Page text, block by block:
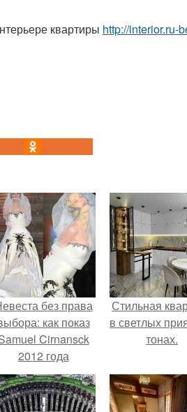
квартиры http://interior.ru-
без права
как показ
Cirnansck
2012 года
подиум
против
принуждения.
Стильная
в светлых
тонах.